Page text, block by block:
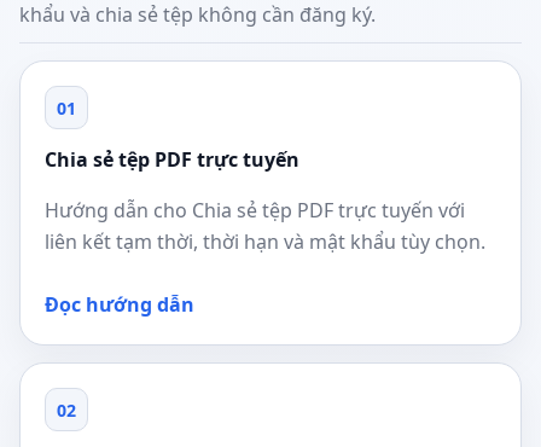
khẩu và chia sẻ tệp không cần đăng ký.
01
Chia sẻ tệp PDF trực tuyến
Hướng dẫn cho Chia sẻ tệp PDF trực tuyến với
liên kết tạm thời, thời hạn và mật khẩu tùy chọn.
Đọc hướng dẫn
02